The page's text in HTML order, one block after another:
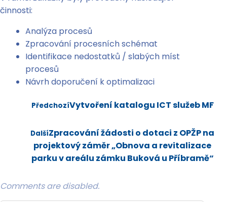
činnosti:
Analýza procesů
Zpracování procesních schémat
Identifikace nedostatků / slabých míst
procesů
Návrh doporučení k optimalizaci
PředchozíVytvoření katalogu ICT služeb MF
DalšíZpracování žádosti o dotaci z OPŽP na
projektový záměr „Obnova a revitalizace
parku v areálu zámku Buková u Příbramě“
Comments are disabled.